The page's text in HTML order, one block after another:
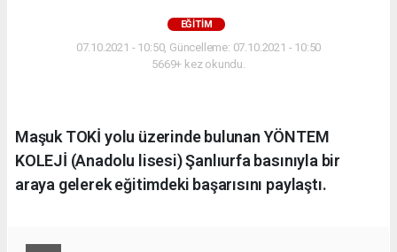
EĞITIM
07.10.2021 - 10:50, Güncelleme: 07.10.2021 - 10:50
5669+ kez okundu.
Maşuk TOKİ yolu üzerinde bulunan YÖNTEM
KOLEJİ (Anadolu lisesi) Şanlıurfa basınıyla bir
araya gelerek eğitimdeki başarısını paylaştı.